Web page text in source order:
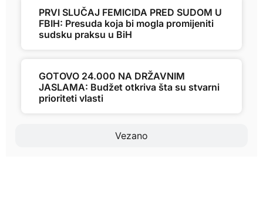
Vezano
PRVI SLUČAJ FEMICIDA PRED SUDOM U
FBIH: Presuda koja bi mogla promijeniti
sudsku praksu u BiH
GOTOVO 24.000 NA DRŽAVNIM
JASLAMA: Budžet otkriva šta su stvarni
prioriteti vlasti